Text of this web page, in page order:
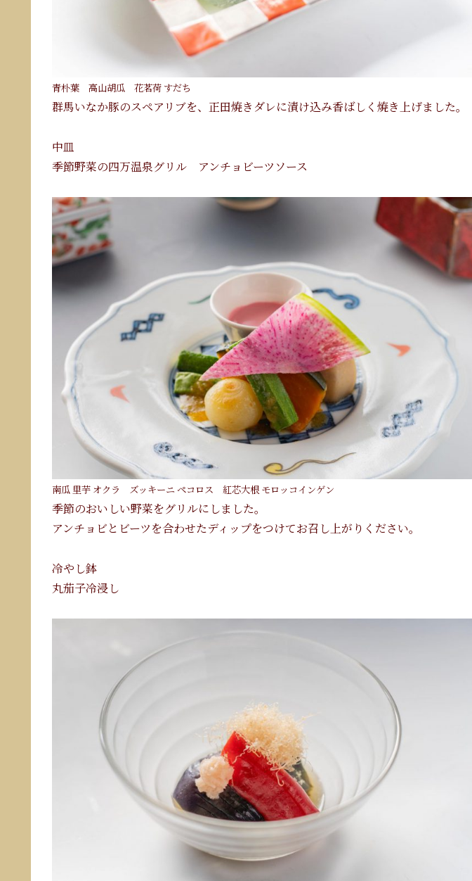
青朴葉 高山胡瓜 花茗荷 すだち
群馬いなか豚のスペアリブを、正田焼きダレに漬け込み香ばしく焼き上げました。
中皿
季節野菜の四万温泉グリル アンチョビーツソース
南瓜 里芋 オクラ ズッキーニ ペコロス 紅芯大根 モロッコインゲン
季節のおいしい野菜をグリルにしました。
アンチョビとビーツを合わせたディップをつけてお召し上がりください。
冷やし鉢
丸茄子冷浸し